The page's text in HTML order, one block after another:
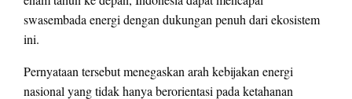
swasembada energi dengan dukungan penuh dari ekosistem
ini.
Pernyataan tersebut menegaskan arah kebijakan energi
nasional yang tidak hanya berorientasi pada ketahanan